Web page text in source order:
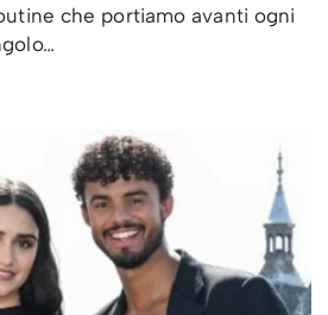
che portiamo avanti ogni